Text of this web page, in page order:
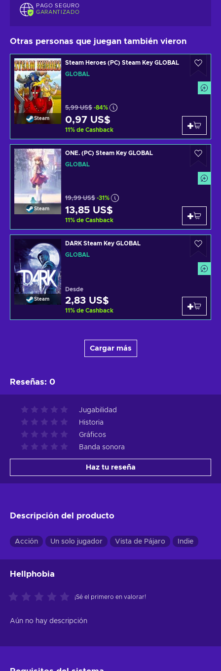
PAGO SEGURO
GARANTIZADO
Otras personas que juegan también vieron
Steam
Steam Heroes (PC) Steam Key GLOBAL
GLOBAL
5,99 US$ -84%
0,97 US$
11% de Cashback
Steam
ONE. (PC) Steam Key GLOBAL
GLOBAL
19,99 US$ -31%
13,85 US$
11% de Cashback
Steam
DARK Steam Key GLOBAL
GLOBAL
Desde
2,83 US$
11% de Cashback
Cargar más
Reseñas: 0
Jugabilidad
Historia
Gráficos
Banda sonora
Haz tu reseña
Descripción del producto
Acción Un solo jugador Vista de Pájaro Indie
Hellphobia
¡Sé el primero en valorar!
Aún no hay descripción